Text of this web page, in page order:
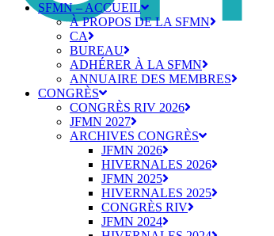
SFMN – ACCUEIL
À PROPOS DE LA SFMN
CA
BUREAU
ADHÉRER À LA SFMN
ANNUAIRE DES MEMBRES
CONGRÈS
CONGRÈS RIV 2026
JFMN 2027
ARCHIVES CONGRÈS
JFMN 2026
HIVERNALES 2026
JFMN 2025
HIVERNALES 2025
CONGRÈS RIV
JFMN 2024